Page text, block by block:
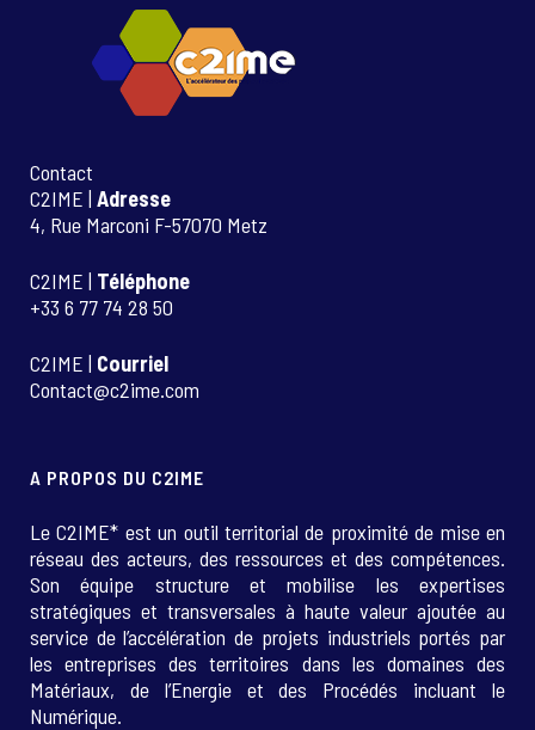
Contact
C2IME | Adresse
4, Rue Marconi F-57070 Metz
C2IME | Téléphone
+33 6 77 74 28 50
C2IME | Courriel
Contact@c2ime.com
A PROPOS DU C2IME
Le C2IME* est un outil territorial de proximité de mise en
réseau des acteurs, des ressources et des compétences.
Son équipe structure et mobilise les expertises
stratégiques et transversales à haute valeur ajoutée au
service de l’accélération de projets industriels portés par
les entreprises des territoires dans les domaines des
Matériaux, de l’Energie et des Procédés incluant le
Numérique.